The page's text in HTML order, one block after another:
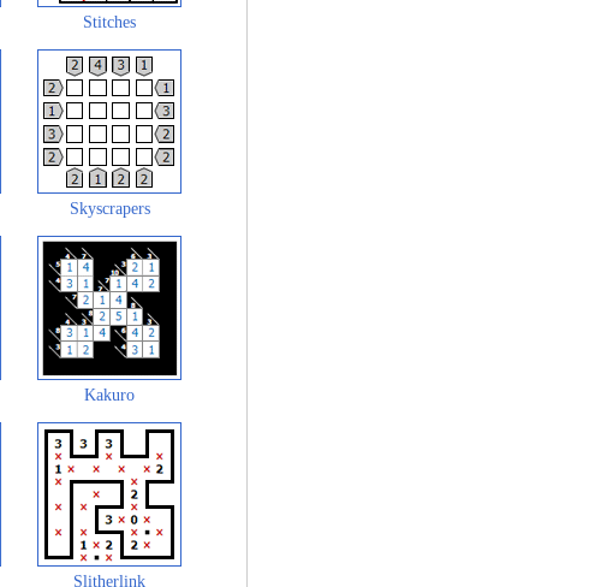
Stitches
Skyscrapers
Kakuro
Slitherlink